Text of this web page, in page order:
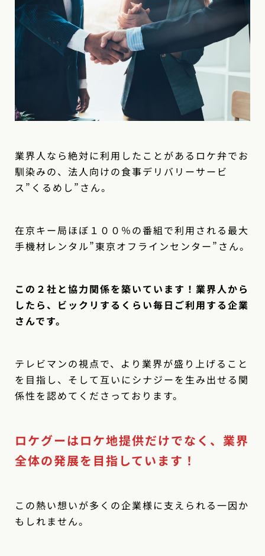
業界人なら絶対に利用したことがあるロケ弁でお
馴染みの、法人向けの食事デリバリーサービ
ス”くるめし”さん。
在京キー局ほぼ１００％の番組で利用される最大
手機材レンタル”東京オフラインセンター”さん。
この２社と協力関係を築いています！業界人から
したら、ビックリするくらい毎日ご利用する企業
さんです。
テレビマンの視点で、より業界が盛り上げること
を目指し、そして互いにシナジーを生み出せる関
係性を認めてくださっております。
ロケグーはロケ地提供だけでなく、業界
全体の発展を目指しています！
この熱い想いが多くの企業様に支えられる一因か
もしれません。